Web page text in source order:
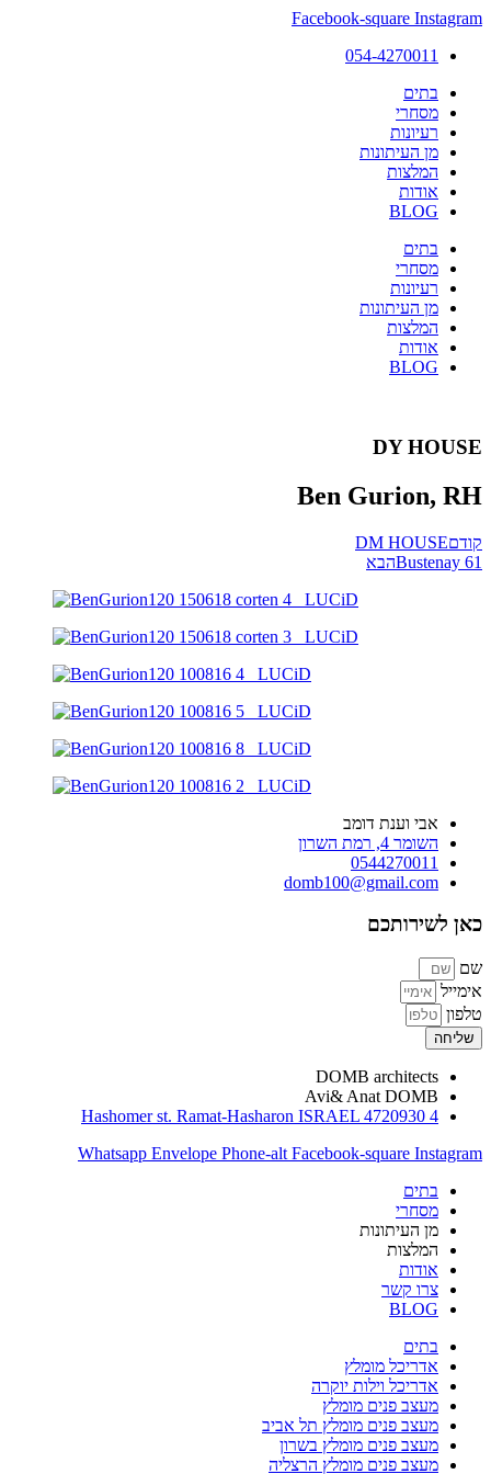
Facebook-square Instagram
054-4270011
בתים
מסחרי
רעיונות
מן העיתונות
המלצות
אודות
BLOG
בתים
מסחרי
רעיונות
מן העיתונות
המלצות
אודות
BLOG
DY HOUSE
Ben Gurion, RH
קודםDM HOUSE
Bustenay 61הבא
אבי וענת דומב
השומר 4, רמת השרון
0544270011
domb100@gmail.com
כאן לשירותכם
שם
אימייל
טלפון
שליחה
DOMB architects
Avi& Anat DOMB
4 Hashomer st. Ramat-Hasharon ISRAEL 4720930
Whatsapp Envelope Phone-alt Facebook-square Instagram
בתים
מסחרי
מן העיתונות
המלצות
אודות
צרו קשר
BLOG
בתים
אדריכל מומלץ
אדריכל וילות יוקרה
מעצב פנים מומלץ
מעצב פנים מומלץ תל אביב
מעצב פנים מומלץ בשרון
מעצב פנים מומלץ הרצליה